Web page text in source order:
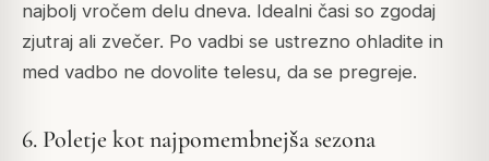
najbolj vročem delu dneva. Idealni časi so zgodaj
zjutraj ali zvečer. Po vadbi se ustrezno ohladite in
med vadbo ne dovolite telesu, da se pregreje.
6. Poletje kot najpomembnejša sezona